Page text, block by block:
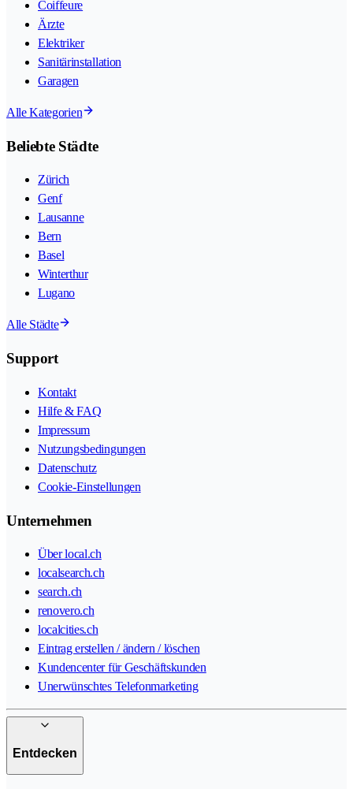
Coiffeure
Ärzte
Elektriker
Sanitärinstallation
Garagen
Alle Kategorien
Beliebte Städte
Zürich
Genf
Lausanne
Bern
Basel
Winterthur
Lugano
Alle Städte
Support
Kontakt
Hilfe & FAQ
Impressum
Nutzungsbedingungen
Datenschutz
Cookie-Einstellungen
Unternehmen
Über local.ch
localsearch.ch
search.ch
renovero.ch
localcities.ch
Eintrag erstellen / ändern / löschen
Kundencenter für Geschäftskunden
Unerwünschtes Telefonmarketing
Entdecken